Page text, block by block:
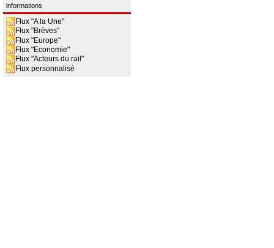
informations
Flux "A la Une"
Flux "Brèves"
Flux "Europe"
Flux "Economie"
Flux "Acteurs du rail"
Flux personnalisé